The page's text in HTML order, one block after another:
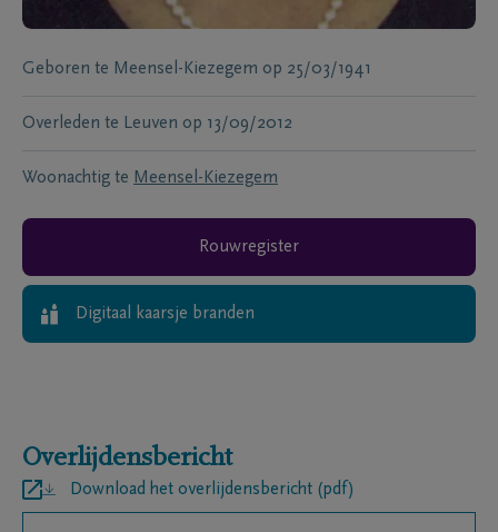
Geboren te Meensel-Kiezegem op 25/03/1941
Overleden te Leuven op 13/09/2012
Woonachtig te Meensel-Kiezegem
Rouwregister
Digitaal kaarsje branden
Overlijdensbericht
Download het overlijdensbericht (pdf)